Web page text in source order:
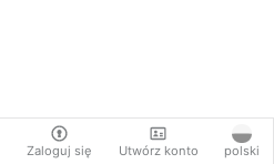
Zaloguj się Utwórz konto polski